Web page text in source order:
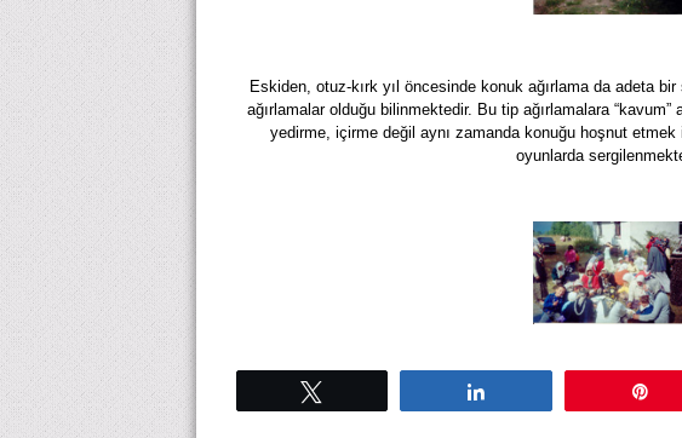
Eskiden, otuz-kırk yıl öncesinde konuk ağırlama da adeta
ağırlamalar olduğu bilinmektedir. Bu tip ağırlamalara
yedirme, içirme değil aynı zamanda konuğu hoşnut etmek
oyunlarda